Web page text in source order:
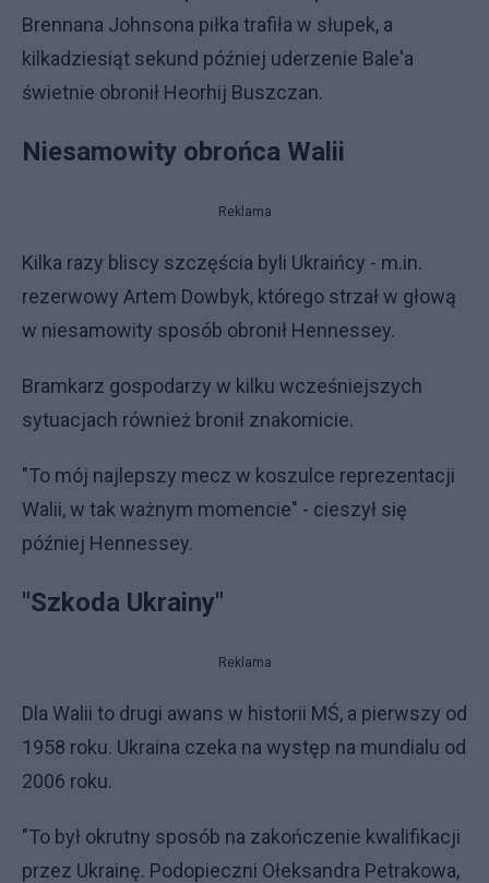
Brennana Johnsona piłka trafiła w słupek, a
kilkadziesiąt sekund później uderzenie Bale'a
świetnie obronił Heorhij Buszczan.
Niesamowity obrońca Walii
Reklama
Kilka razy bliscy szczęścia byli Ukraińcy - m.in.
rezerwowy Artem Dowbyk, którego strzał w głową
w niesamowity sposób obronił Hennessey.
Bramkarz gospodarzy w kilku wcześniejszych
sytuacjach również bronił znakomicie.
"To mój najlepszy mecz w koszulce reprezentacji
Walii, w tak ważnym momencie" - cieszył się
później Hennessey.
"Szkoda Ukrainy"
Reklama
Dla Walii to drugi awans w historii MŚ, a pierwszy od
1958 roku. Ukraina czeka na występ na mundialu od
2006 roku.
"To był okrutny sposób na zakończenie kwalifikacji
przez Ukrainę. Podopieczni Ołeksandra Petrakowa,